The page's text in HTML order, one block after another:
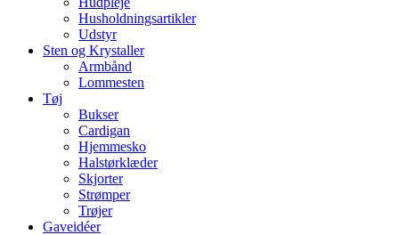
Husholdningsartikler
Udstyr
Sten og Krystaller
Armbånd
Lommesten
Tøj
Bukser
Cardigan
Hjemmesko
Halstørklæder
Skjorter
Strømper
Trøjer
Gaveidéer